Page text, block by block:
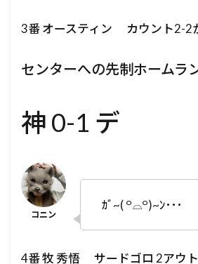
3番 オースティン カウント2-2
センターへの先制ホームラ
神 0-1 デ
ｶﾞ~( ꒪⌓꒪)~ﾝ･･･
4番 牧 秀悟 サードゴロ 2アウト